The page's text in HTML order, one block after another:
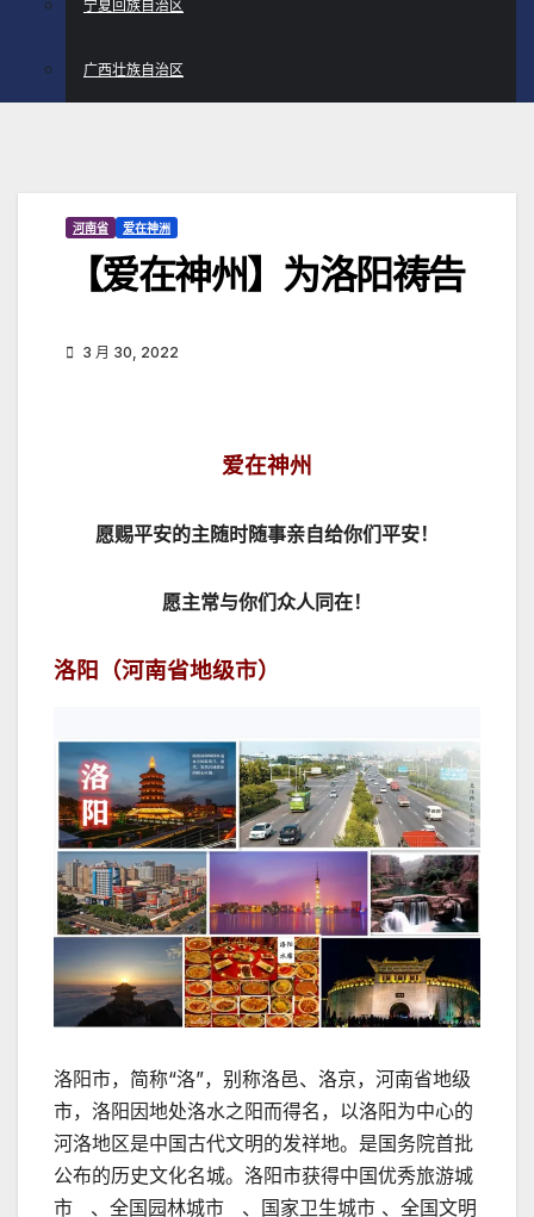
宁夏回族自治区
广西壮族自治区
河南省 爱在神洲
【爱在神州】为洛阳祷告
3 月 30, 2022
爱在神州
愿赐平安的主随时随事亲自给你们平安！
愿主常与你们众人同在！
洛阳（河南省地级市）
洛阳市，简称“洛”，别称洛邑、洛京，河南省地级
市，洛阳因地处洛水之阳而得名，以洛阳为中心的
河洛地区是中国古代文明的发祥地。是国务院首批
公布的历史文化名城。洛阳市获得中国优秀旅游城
市 、全国园林城市 、国家卫生城市 、全国文明